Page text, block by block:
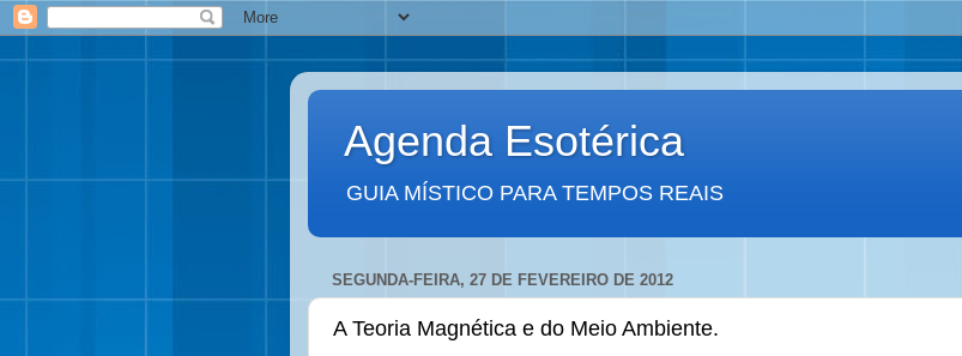
Agenda Esotérica
GUIA MÍSTICO PARA TEMPOS REAIS
SEGUNDA-FEIRA, 27 DE FEVEREIRO DE 2012
A Teoria Magnética e do Meio Ambiente.